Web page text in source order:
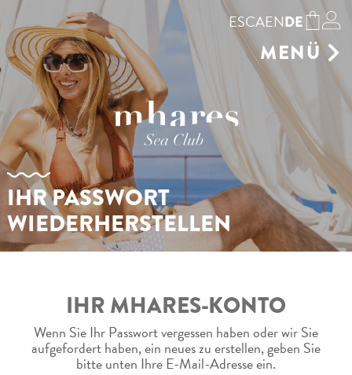
MENÜ
GASTRONOMIE
SONNENLIEGE
GESCHÄFT
RESERVIEREN SIE
UMWELT
GALERIE
VERANSTALTUNGSORT AUF
MALLORCA
AGENDA
ESCAENDE
IHR PASSWORT
WIEDERHERSTELLEN
IHR MHARES-KONTO
Wenn Sie Ihr Passwort vergessen haben oder wir Sie
aufgefordert haben, ein neues zu erstellen, geben Sie
bitte unten Ihre E-Mail-Adresse ein.